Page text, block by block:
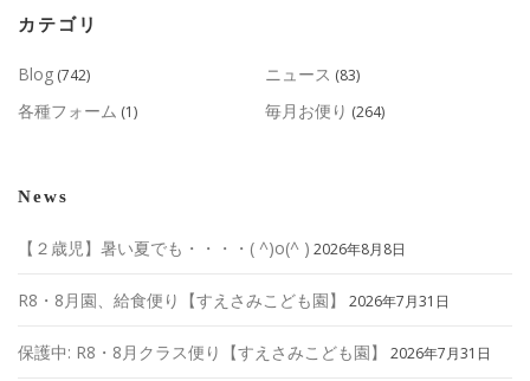
カテゴリ
Blog (742) ニュース (83)
各種フォーム (1) 毎月お便り (264)
News
【２歳児】暑い夏でも・・・・( ^)o(^ ) 2026年8月8日
R8・8月園、給食便り【すえさみこども園】 2026年7月31日
保護中: R8・8月クラス便り【すえさみこども園】 2026年7月31日